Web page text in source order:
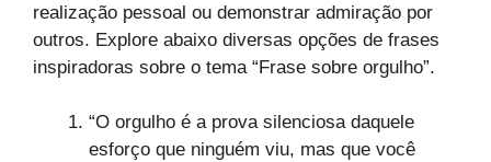
realização pessoal ou demonstrar admiração por
outros. Explore abaixo diversas opções de frases
inspiradoras sobre o tema “Frase sobre orgulho​”.
“O orgulho é a prova silenciosa daquele
esforço que ninguém viu, mas que você